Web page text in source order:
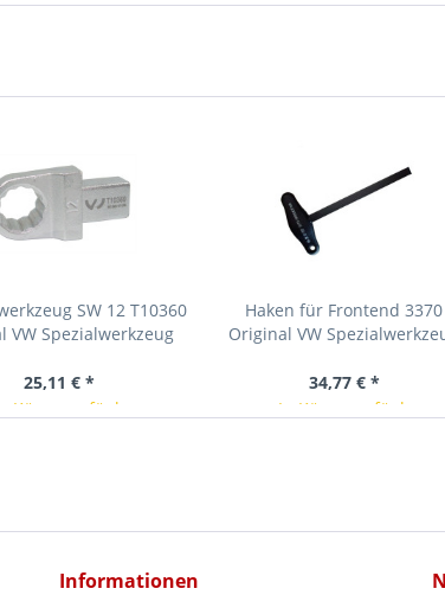
SW 12 T10360
VW Spezialwerkzeug
25,11 € *
Kürze verfügbar
Haken für Frontend 3370
Original VW
34,77 € *
In Kürze verfügbar
Informationen